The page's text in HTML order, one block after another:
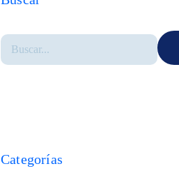
Categorías